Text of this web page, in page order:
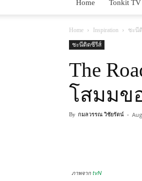
Home Tonkit TV
Home Inspiration ชะนี
ชะนีติดซีรีส์
The
โสมมข
By กมลวรรณ วิชัยรัตน์ -
ภาพจาก tvN